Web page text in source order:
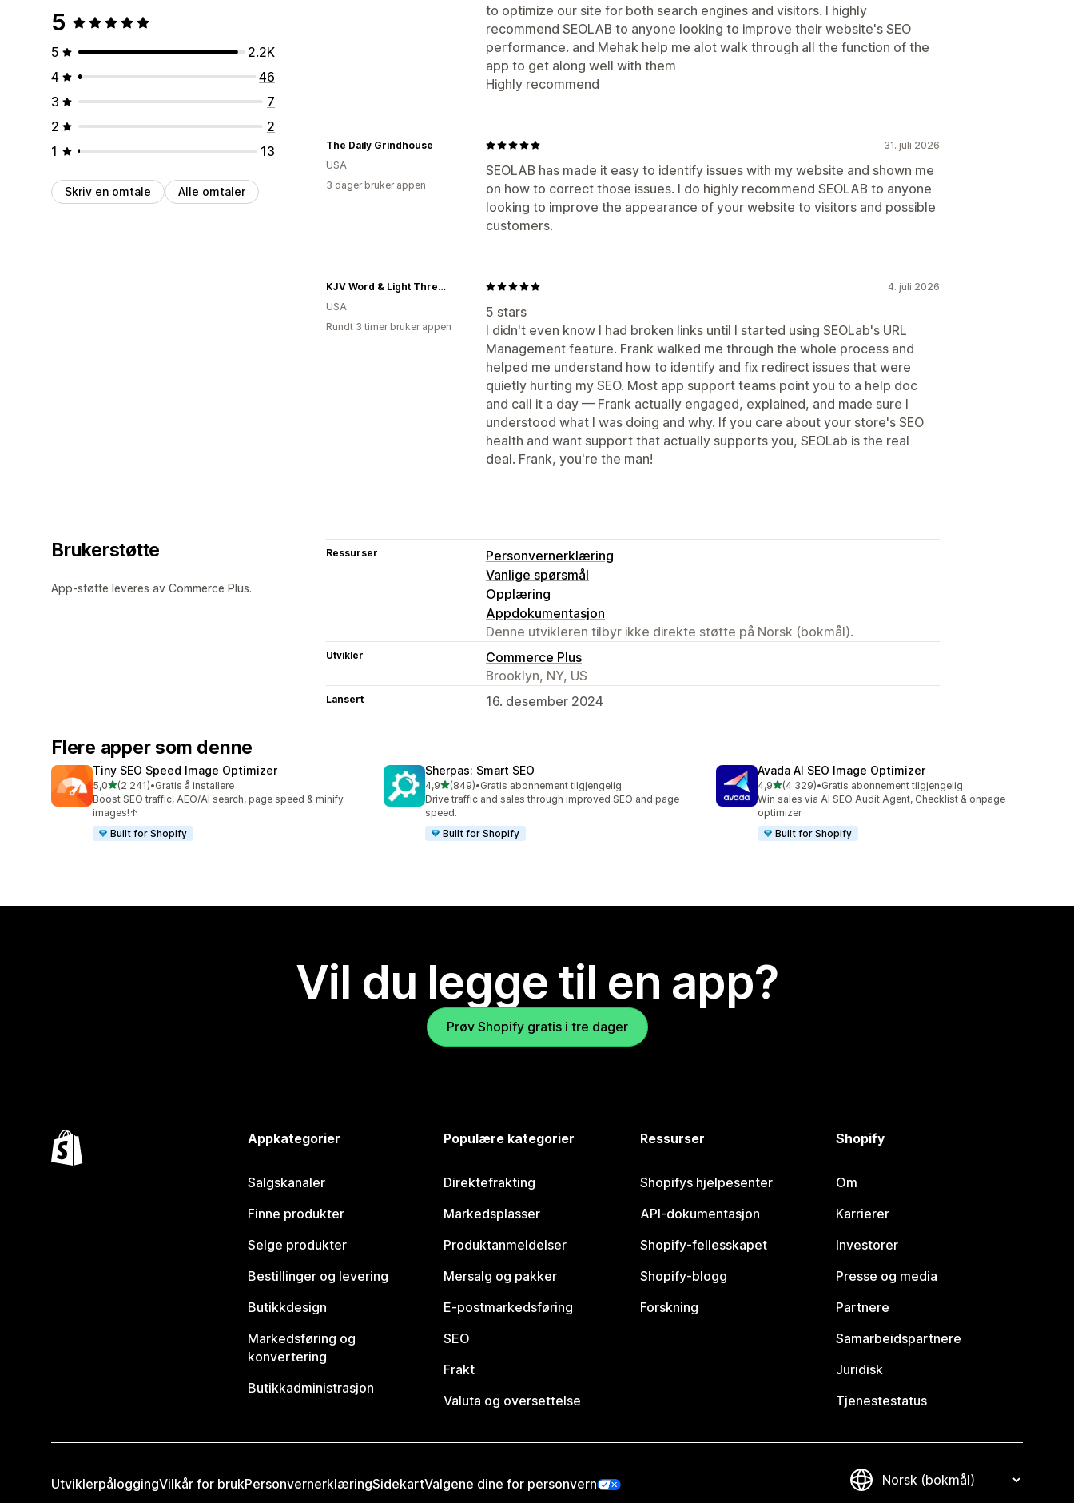
Overvåkning av ytelse
SEO-poeng Revisjoner Rapportering Innsikt og tips Konkurrentanalyse
Søkeordanalyse
Hastighetsanalyse Innholdsanalyse
Testing
5
5
2.2K
4
46
3
7
2
2
1
13
Skriv en omtale Alle omtaler
to optimize our site for both search engines and visitors. I highly
recommend SEOLAB to anyone looking to improve their website's SEO
performance. and Mehak help me alot walk through all the function of the
app to get along well with them
Highly recommend
31. juli 2026
SEOLAB has made it easy to identify issues with my website and shown me
on how to correct those issues. I do highly recommend SEOLAB to anyone
looking to improve the appearance of your website to visitors and possible
customers.
The Daily Grindhouse
USA
3 dager bruker appen
4. juli 2026
5 stars
I didn't even know I had broken links until I started using SEOLab's URL
Management feature. Frank walked me through the whole process and
helped me understand how to identify and fix redirect issues that were
quietly hurting my SEO. Most app support teams point you to a help doc
and call it a day — Frank actually engaged, explained, and made sure I
understood what I was doing and why. If you care about your store's SEO
health and want support that actually supports you, SEOLab is the real
deal. Frank, you're the man!
KJV Word & Light Threads
USA
Rundt 3 timer bruker appen
Brukerstøtte
App-støtte leveres av Commerce Plus.
Ressurser
Personvernerklæring
Vanlige spørsmål
Opplæring
Appdokumentasjon
Denne utvikleren tilbyr ikke direkte støtte på Norsk (bokmål).
Utvikler
Commerce Plus
Brooklyn, NY, US
Lansert 16. desember 2024
Flere apper som denne
Tiny SEO Speed Image Optimizer
5,0av 5 stjerner
(2 241)
Totalt 2241 omtaler
•Gratis å installere
Boost SEO traffic, AEO/AI search, page speed & minify
images!↑
Built for Shopify
Sherpas: Smart SEO
4,9av 5 stjerner
(849)
Totalt 849 omtaler
•Gratis abonnement tilgjengelig
Drive traffic and sales through improved SEO and page
speed.
Built for Shopify
Avada AI SEO Image Optimizer
4,9av 5 stjerner
(4 329)
Totalt 4329 omtaler
•Gratis abonnement tilgjengelig
Win sales via AI SEO Audit Agent, Checklist & onpage
optimizer
Built for Shopify
Vil du legge til en app?
Prøv Shopify gratis i tre dager
Appkategorier
Salgskanaler
Finne produkter
Selge produkter
Bestillinger og levering
Butikkdesign
Markedsføring og
konvertering
Butikkadministrasjon
Populære kategorier
Direktefrakting
Markedsplasser
Produktanmeldelser
Mersalg og pakker
E-postmarkedsføring
SEO
Frakt
Valuta og oversettelse
Ressurser
Shopifys hjelpesenter
API-dokumentasjon
Shopify-fellesskapet
Shopify-blogg
Forskning
Shopify
Om
Karrierer
Investorer
Presse og media
Partnere
Samarbeidspartnere
Juridisk
Tjenestestatus
UtviklerpåloggingVilkår for brukPersonvernerklæringSidekartValgene dine for personvern